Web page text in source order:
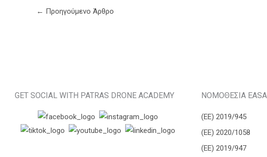
← Προηγούμενο Άρθρο
GET SOCIAL WITH PATRAS DRONE ACADEMY ΝΟΜΟΘΕΣΙΑ EASA
(ΕΕ) 2019/945
(ΕΕ) 2020/1058
(ΕΕ) 2019/947